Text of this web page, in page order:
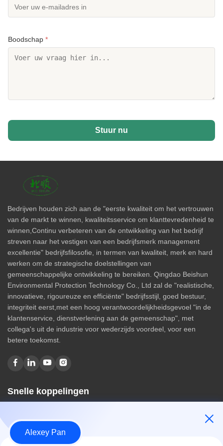
Boodschap *
Stuur nu
Bedrijven houden zich aan de "eerste kwaliteit om het vertrouwen
van de markt te winnen, kwaliteitsservice om klanttevredenheid te
winnen,Continu verbeteren van de ontwikkeling van het bedrijf
streven naar het vestigen van een bedrijfsmerk management
excellentie" bedrijfsfilosofie, in termen van kwaliteit, merk en hard
werken om de strategische doelstellingen van
gemeenschappelijke ontwikkeling te bereiken. Qingdao Beishun
Environmental Protection Technology Co., Ltd zal de "realistische,
innovatieve, rigoureuze en efficiënte" bedrijfsstijl, goed bestuur,
integriteit eerst,met een hoog verantwoordelijkheidsgevoel "in de
klantenservice, dienstverlening aan de gemeenschap", met
collega's uit de industrie voor wederzijds voordeel, voor een
betere toekomst.
Snelle koppelingen
Over ons
productenAlexey Pan